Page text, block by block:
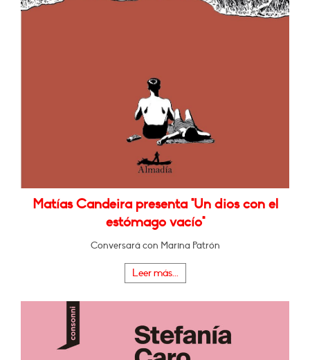
Matías Candeira presenta "Un dios con el
estómago vacío"
Conversará con Marina Patrón
Leer más...